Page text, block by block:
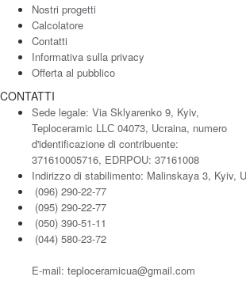
Nostri progetti
Calcolatore
Contatti
Informativa sulla privacy
Offerta al pubblico
CONTATTI
Sede legale: Via Sklyarenko 9, Kyiv,
Teploceramic LLС 04073, Ucraina, numero
d'identificazione di contribuente:
371610005716, EDRPOU: 37161008
Indirizzo di stabilimento: Malinskaya 3, Kyiv,
(096) 290-22-77
(095) 290-22-77
(050) 390-51-11
(044) 580-23-72
E-mail: teploceramicua@gmail.com